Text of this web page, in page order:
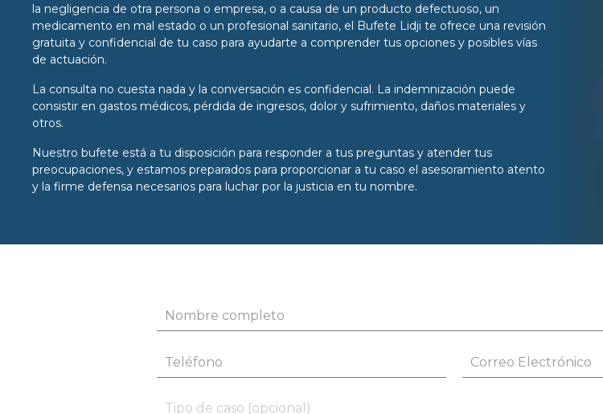
la negligencia de otra persona o empresa, o a causa de un producto defectuoso, un
medicamento en mal estado o un profesional sanitario, el Bufete Lidji te ofrece una revisión
gratuita y confidencial de tu caso para ayudarte a comprender tus opciones y posibles vías
de actuación.
La consulta no cuesta nada y la conversación es confidencial. La indemnización puede
consistir en gastos médicos, pérdida de ingresos, dolor y sufrimiento, daños materiales y
otros.
Nuestro bufete está a tu disposición para responder a tus preguntas y atender tus
preocupaciones, y estamos preparados para proporcionar a tu caso el asesoramiento atento
y la firme defensa necesarios para luchar por la justicia en tu nombre.